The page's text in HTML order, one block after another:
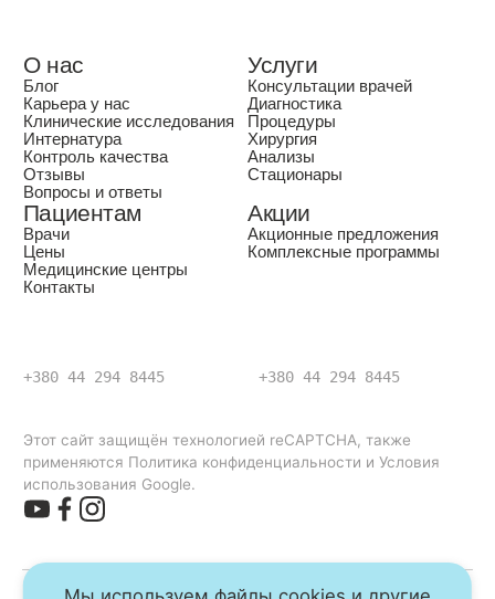
О нас
Блог
Карьера у нас
Клинические исследования
Интернатура
Контроль качества
Отзывы
Вопросы и ответы
Услуги
Консультации врачей
Диагностика
Процедуры
Хирургия
Анализы
Стационары
Пациентам
Врачи
Цены
Медицинские центры
Контакты
Акции
Акционные предложения
Комплексные программы
+380 44 294 8445 +380 44 294 8445
Этот сайт защищён технологией reCAPTCHA, также
применяются Политика конфиденциальности и Условия
использования Google.